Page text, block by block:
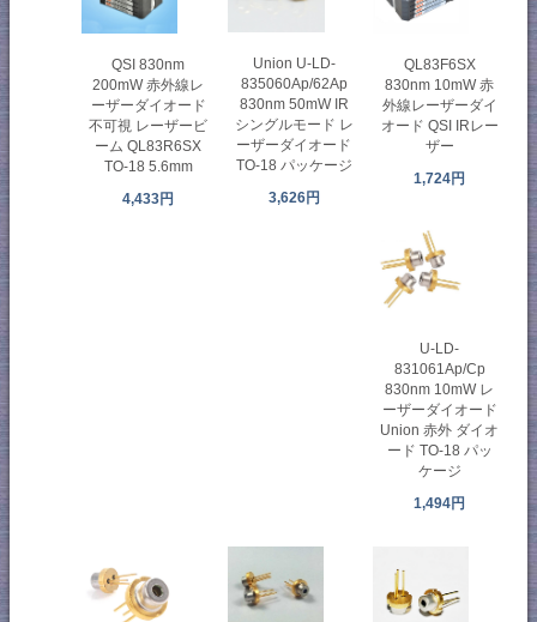
QSI 830nm
200mW 赤外線レ
ーザーダイオード
不可視 レーザービ
ーム QL83R6SX
TO-18 5.6mm
4,433円
Union U-LD-
835060Ap/62Ap
830nm 50mW IR
シングルモード レ
ーザーダイオード
TO-18 パッケージ
3,626円
QL83F6SX
830nm 10mW 赤
外線レーザーダイ
オード QSI IRレー
ザー
1,724円
U-LD-
831061Ap/Cp
830nm 10mW レ
ーザーダイオード
Union 赤外 ダイオ
ード TO-18 パッ
ケージ
1,494円